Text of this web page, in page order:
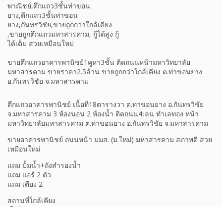
ขายตึกแถวอาคารพานิชย์1คูหา3ชั้น ติดถนนหน้ามหาวิทยาลัย
มหาสารคาม ขายราคา2.5ล้าน ขายถูกกว่าใกล้เคียง ต.ท่าขอนยาง
อ.กันทรวิชัย จ.มหาสารคาม
ตึกแถวอาคารพานิชย์ เนื้อที่18ตารางวา ต.ท่าขอนยาง อ.กันทรวิชัย
จ.มหาสารคาม 3 ห้องนอน 2 ห้องน้ำ ติดถนน4เลน ทำเลทอง หน้า
มหาวิทยาลัยมหาสารคาม ต.ท่าขอนยาง อ.กันทรวิชัย จ.มหาสารคาม
ขายอาคารพานิชย์ ถนนหน้า มมส. (ม.ใหม่) มหาสารคาม สภาพดี สวย
เหมือนใหม่
แถม ปั้มน้ำ+ถังสำรองน้ำ
แถม แอร์ 2 ตัว
แถม เตียง 2
สถานที่ใกล้เคียง